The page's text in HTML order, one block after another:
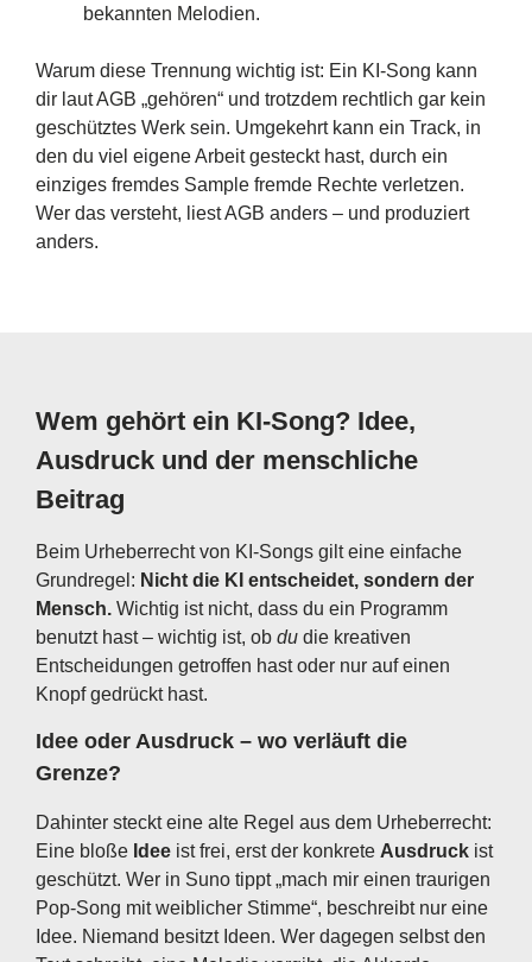
bekannten Melodien.
Warum diese Trennung wichtig ist: Ein KI-Song kann
dir laut AGB „gehören“ und trotzdem rechtlich gar kein
geschütztes Werk sein. Umgekehrt kann ein Track, in
den du viel eigene Arbeit gesteckt hast, durch ein
einziges fremdes Sample fremde Rechte verletzen.
Wer das versteht, liest AGB anders – und produziert
anders.
Wem gehört ein KI-Song? Idee,
Ausdruck und der menschliche
Beitrag
Beim Urheberrecht von KI-Songs gilt eine einfache
Grundregel: Nicht die KI entscheidet, sondern der
Mensch. Wichtig ist nicht, dass du ein Programm
benutzt hast – wichtig ist, ob du die kreativen
Entscheidungen getroffen hast oder nur auf einen
Knopf gedrückt hast.
Idee oder Ausdruck – wo verläuft die
Grenze?
Dahinter steckt eine alte Regel aus dem Urheberrecht:
Eine bloße Idee ist frei, erst der konkrete Ausdruck ist
geschützt. Wer in Suno tippt „mach mir einen traurigen
Pop-Song mit weiblicher Stimme“, beschreibt nur eine
Idee. Niemand besitzt Ideen. Wer dagegen selbst den